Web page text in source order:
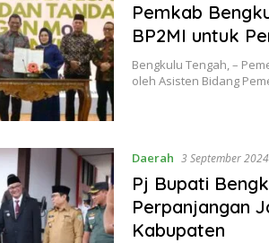
Pemkab
BP2MI untuk
Bengkulu Tengah, –
oleh Asisten Bidang
Daerah 3 September 2024
Pj Bupati
Perpanjangan
Kabupaten